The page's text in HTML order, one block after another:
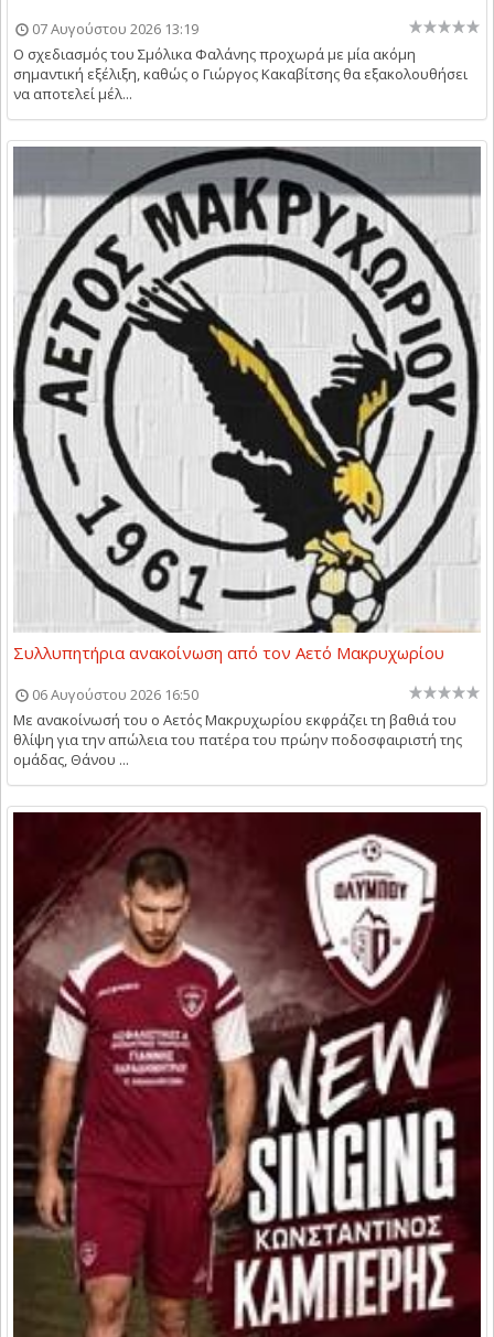
07 Αυγούστου 2026 13:19
Ο σχεδιασμός του Σμόλικα Φαλάνης προχωρά με μία ακόμη
σημαντική εξέλιξη, καθώς ο Γιώργος Κακαβίτσης θα εξακολουθήσει
να αποτελεί μέλ...
Συλλυπητήρια ανακοίνωση από τον Αετό Μακρυχωρίου
06 Αυγούστου 2026 16:50
Με ανακοίνωσή του ο Αετός Μακρυχωρίου εκφράζει τη βαθιά του
θλίψη για την απώλεια του πατέρα του πρώην ποδοσφαιριστή της
ομάδας, Θάνου ...